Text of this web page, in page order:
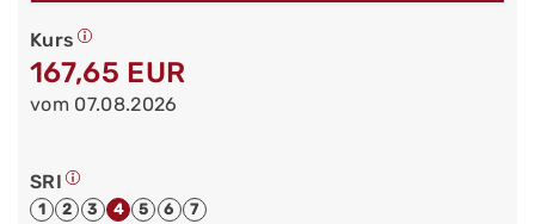
Kurs
167,65 EUR
vom 07.08.2026
SRI
1 2 3 4 5 6 7